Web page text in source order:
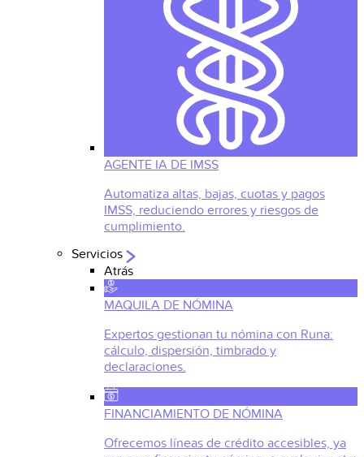
AGENTE IA DE IMSS
Automatiza altas, bajas, cuotas y pagos
IMSS, reduciendo errores y riesgos de
cumplimiento.
Servicios
Atrás
MAQUILA DE NÓMINA
Expertos gestionan tu nómina con Runa:
cálculo, dispersión, timbrado y
declaraciones.
FINANCIAMIENTO DE NÓMINA
Ofrecemos líneas de crédito accesibles, ya